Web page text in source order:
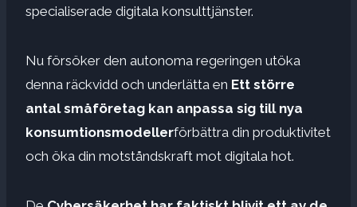
specialiserade digitala konsulttjänster.
Nu försöker den autonoma regeringen utöka
denna räckvidd och underlätta en Ett större
antal småföretag kan anpassa sig till nya
konsumtionsmodellerförbättra din produktivitet
och öka din motståndskraft mot digitala hot.